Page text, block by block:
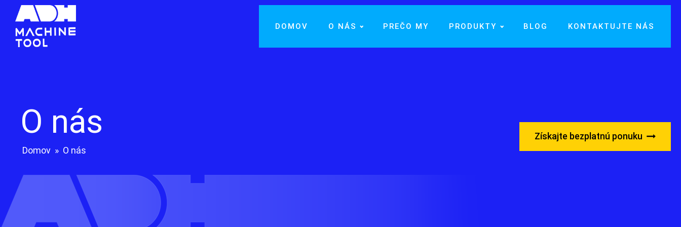
DOMOV O NÁS PREČO MY PRODUKTY BLOG KONTAKTUJTE NÁS
O nás
Domov » O nás
Získajte bezplatnú ponuku